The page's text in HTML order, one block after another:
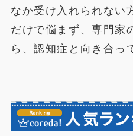
なか受け入れられない
だけで悩まず、専門家
ら、認知症と向き合っ